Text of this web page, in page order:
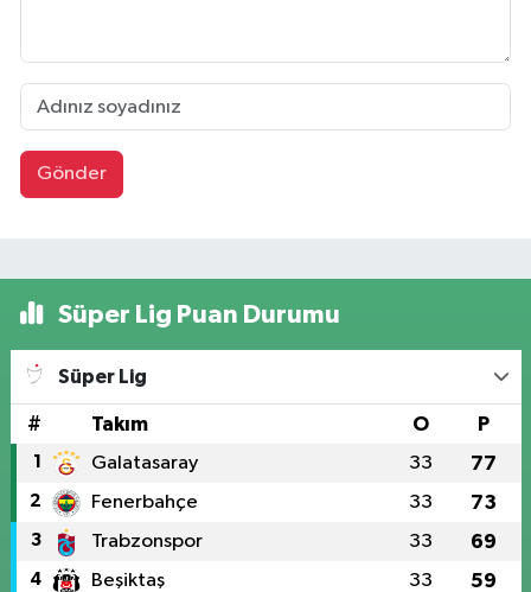
Gönder
Süper Lig Puan Durumu
Süper Lig
# Takım O P
1 Galatasaray 33 77
2 Fenerbahçe 33 73
3 Trabzonspor 33 69
4 Beşiktaş 33 59